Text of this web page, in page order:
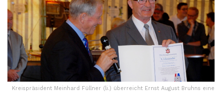
Kreispräsident Meinhard Füllner (li.) überreicht Ernst August Bruhns eine